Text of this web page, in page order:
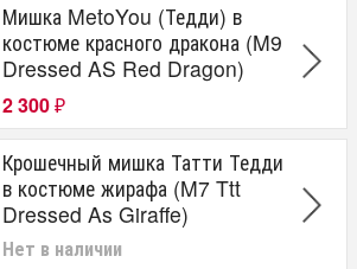
Мишка MetoYou (Тедди) в
костюме красного дракона (M9
Dressed AS Red Dragon)
2 300 ₽
Крошечный мишка Татти Тедди
в костюме жирафа (M7 Ttt
Dressed As Giraffe)
Нет в наличии